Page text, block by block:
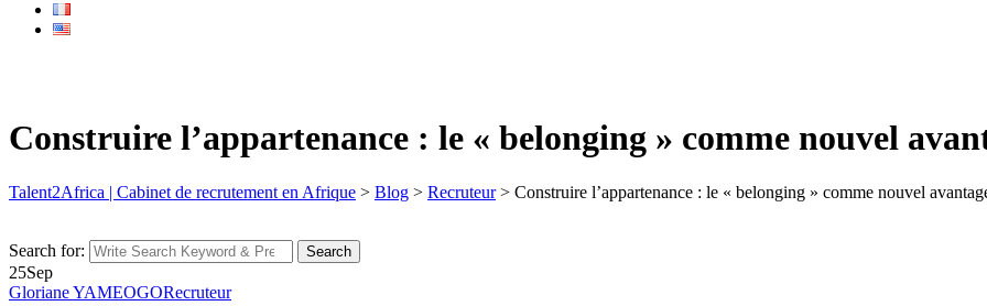
Construire l’appartenance : le « belonging » comme nouvel
Talent2Africa | Cabinet de recrutement en Afrique > Blog > Recruteur> Construire l’appartenance : le « belonging » comme nouvel
Search for: Search
25Sep
Gloriane YAMEOGORecruteur